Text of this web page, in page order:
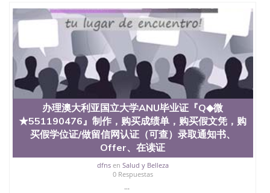
业证，录取通知书，在读证明等相关材料）的版本更
新信息， 能够在时间掌握的海外学历文凭的样版，尺
寸大小，纸张材质，防伪技术等等，并在时间收集到
原版实物，以求达到客户的需求。 我们的优势： 我
们在保证合理定价的同时，坚持较高性价比，通过品
质和效率不断优化，为您倾情诠释什么是高性价比。
咨询顾问：Sam q/微信:551190476 Q/微
信:551190476办理毕业证成绩单、教育部认证,录取通
知书，雅思，留学回国证明.
公司专业制作、办理、仿制、成绩单文凭、改成绩、
教育部学历学位认证、毕业证、成绩单、文凭、学历
文凭、假文凭假毕业证假学历书制作、假制作、办
理、仿制学位证书、毕业证文凭、文凭毕业证、毕业
证认证、留服认证、使馆认证、使馆证明、使馆留学
回国人员证明、留学生认证、学历认证、文凭认证学
位认证、留学生学历认证、留学生学位认证、英国文
办理澳大利亚国立大学ANU毕业证『Q◆微
★551190476』制作，购买成绩单，购买假文凭，购
买假学位证/做留信网认证（可查）录取通知书、
Offer、在读证
dfnsen Salud y Belleza
0 Respuestas
...